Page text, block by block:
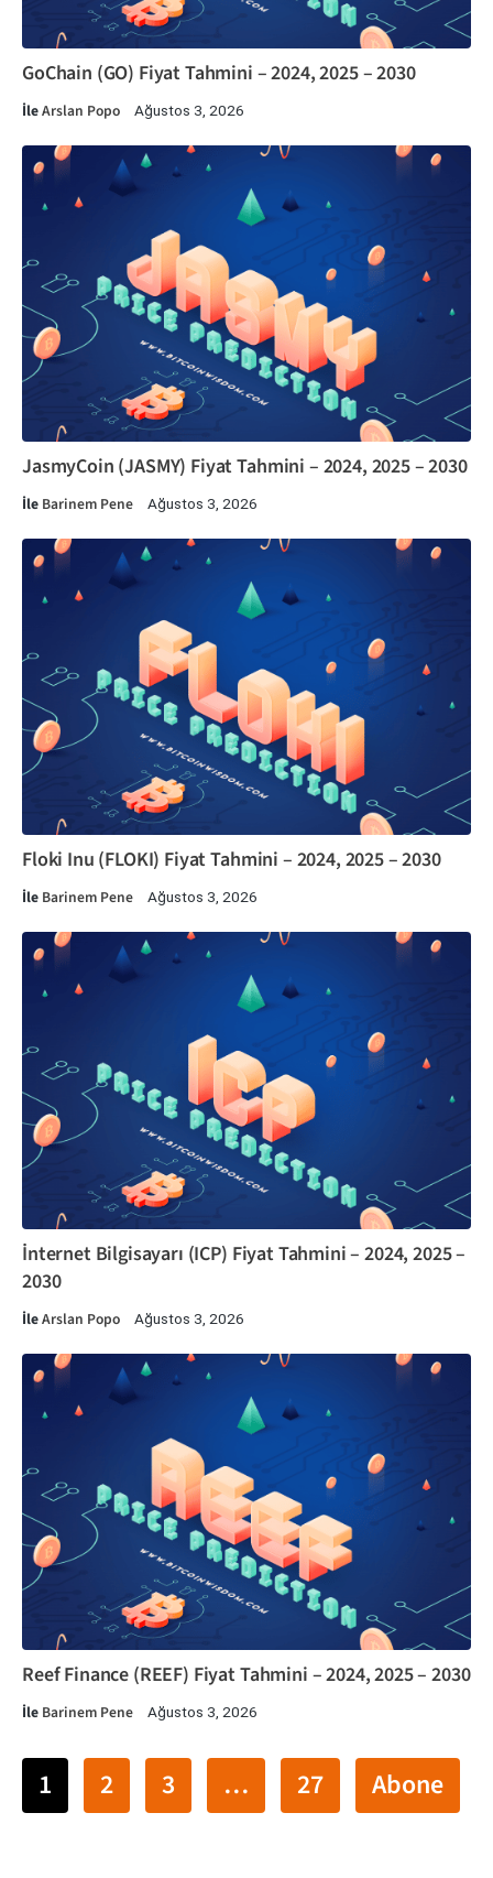
GoChain (GO) Fiyat Tahmini – 2024, 2025 – 2030
İleArslan Popo Ağustos 3, 2026
JasmyCoin (JASMY) Fiyat Tahmini – 2024, 2025 – 2030
İle Barinem Pene Ağustos 3, 2026
Floki Inu (FLOKI) Fiyat Tahmini – 2024, 2025 – 2030
İle Barinem Pene Ağustos 3, 2026
İnternet Bilgisayarı (ICP) Fiyat Tahmini – 2024, 2025 –
2030
İleArslan Popo Ağustos 3, 2026
Reef Finance (REEF) Fiyat Tahmini – 2024, 2025 – 2030
İle Barinem Pene Ağustos 3, 2026
1 2 3 … 27 Abone